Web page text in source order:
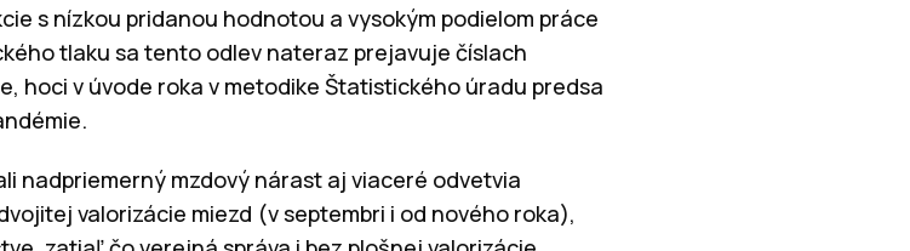
s nízkou pridanou hodnotou a vysokým podielom práce
tlaku sa tento odlev nateraz prejavuje číslach
hoci v úvode roka v metodike Štatistického úradu predsa
nadpriemerný mzdový nárast aj viaceré odvetvia
valorizácie miezd (v septembri i od nového roka),